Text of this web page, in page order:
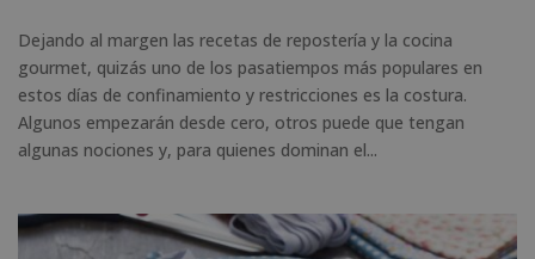
Dejando al margen las recetas de repostería y la cocina
gourmet, quizás uno de los pasatiempos más populares en
estos días de confinamiento y restricciones es la costura.
Algunos empezarán desde cero, otros puede que tengan
algunas nociones y, para quienes dominan el...